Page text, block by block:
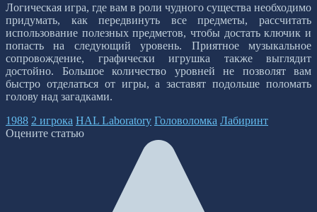
Логическая игра, где вам в роли чудного существа необходимо
придумать, как передвинуть все предметы, рассчитать
использование полезных предметов, чтобы достать ключик и
попасть на следующий уровень. Приятное музыкальное
сопровождение, графически игрушка также выглядит
достойно. Большое количество уровней не позволят вам
быстро отделаться от игры, а заставят подольше поломать
голову над загадками.
1988 2 игрока HAL Laboratory Головоломка Лабиринт
Оцените статью